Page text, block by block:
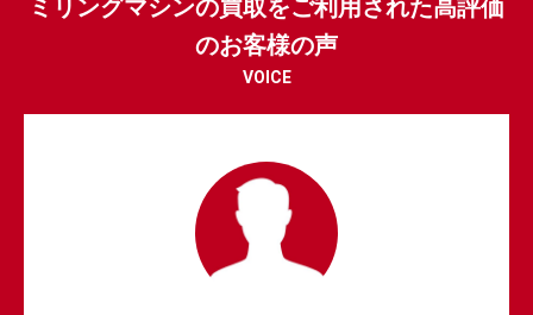
ミリングマシンの買取をご利用された高評価
のお客様の声
VOICE